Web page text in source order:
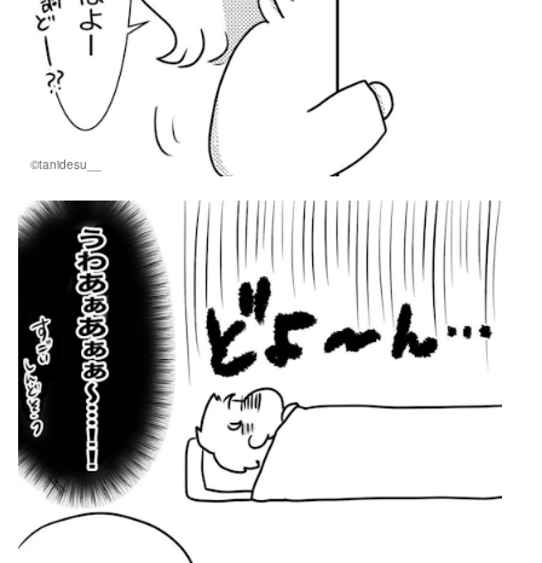
©tanidesu__